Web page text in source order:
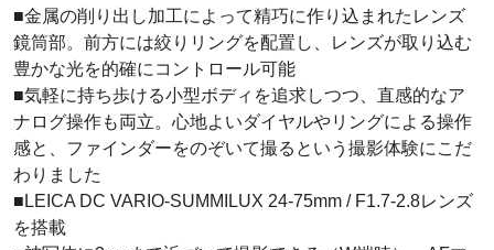
■金属の削り出し加工によって精巧に作り込まれたレンズ
鏡筒部。前方には絞りリングを配置し、レンズが取り込む
豊かな光を的確にコントロール可能
■気軽に持ち歩ける小型ボディを追求しつつ、直感的なア
ナログ操作も両立。心地よいダイヤルやリングによる操作
感と、ファインダーをのぞいて撮るという撮影体験にこだ
わりました
■LEICA DC VARIO-SUMMILUX 24-75mm / F1.7-2.8レンズ
を搭載